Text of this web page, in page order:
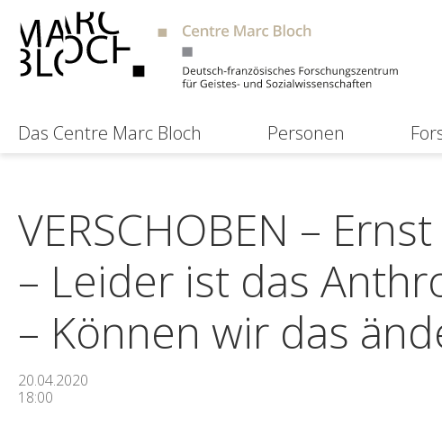
Das Centre Marc Bloch Personen
VERSCHOBEN –
– Leider ist das
– Können wir das
20.04.2020
18:00